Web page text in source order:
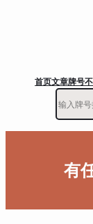
首页文章牌号
有